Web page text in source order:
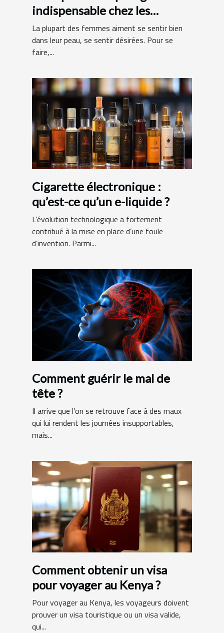
indispensable chez les
femmes ?
La plupart des femmes aiment se sentir bien
dans leur peau, se sentir désirées. Pour se
faire,...
Cigarette électronique :
qu’est-ce qu’un e-liquide ?
L’évolution technologique a fortement
contribué à la mise en place d’une foule
d’invention. Parmi...
Comment guérir le mal de
tête ?
Il arrive que l’on se retrouve face à des maux
qui lui rendent les journées insupportables,
mais...
Comment obtenir un visa
pour voyager au Kenya ?
Pour voyager au Kenya, les voyageurs doivent
prouver un visa touristique ou un visa valide,
qui...